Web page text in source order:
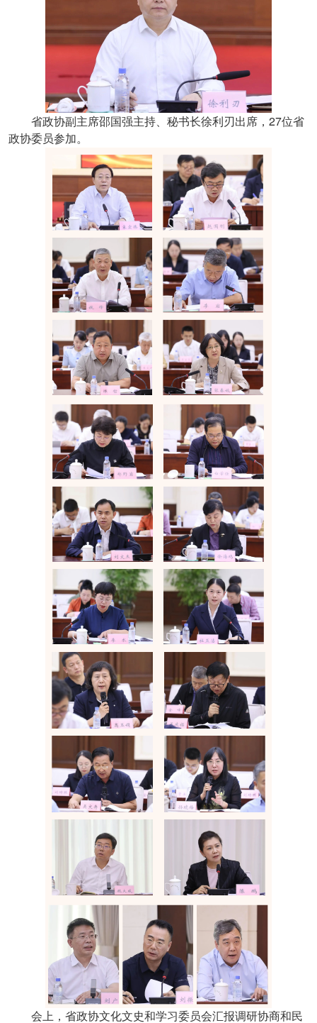
省政协副主席邵国强主持、秘书长徐利刃出席， 27位省
政协委员参加。
会上，省政协文化文史和学习委员会汇报调研协商和民